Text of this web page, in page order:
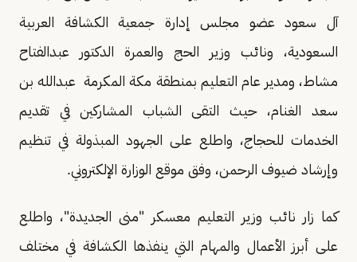
آل سعود عضو مجلس إدارة جمعية الكشافة العربية
السعودية، ونائب وزير الحج والعمرة الدكتور عبدالفتاح
مشاط، ومدير عام التعليم بمنطقة مكة المكرمة عبدالله بن
سعد الغنام، حيث التقى الشباب المشاركين في تقديم
الخدمات للحجاج، واطلع على الجهود المبذولة في تنظيم
وإرشاد ضيوف الرحمن، وفق موقع الوزارة الإلكتروني.
كما زار نائب وزير التعليم معسكر "منى الجديدة"، واطلع
على أبرز الأعمال والمهام التي ينفذها الكشافة في مختلف